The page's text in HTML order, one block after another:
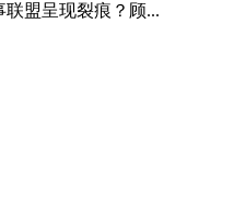
盟呈现裂痕？顾...